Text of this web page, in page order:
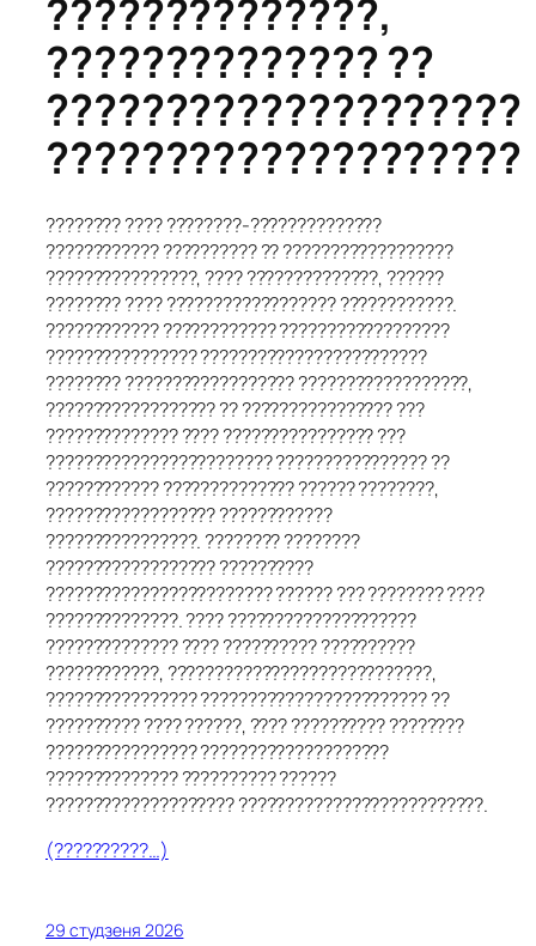
??????????????,
?????????????? ??
????????????????????
????????????????????
???????? ???? ????????-??????????????
???????????? ?????????? ?? ??????????????????
????????????????, ???? ??????????????, ??????
???????? ???? ?????????????????? ????????????.
???????????? ???????????? ??????????????????
???????????????? ????????????????????????
???????? ?????????????????? ??????????????????,
?????????????????? ?? ???????????????? ???
?????????????? ???? ???????????????? ???
???????????????????????? ???????????????? ??
???????????? ?????????????? ?????? ????????,
?????????????????? ????????????
????????????????. ???????? ????????
?????????????????? ??????????
???????????????????????? ?????? ??? ???????? ????
??????????????. ???? ????????????????????
?????????????? ???? ?????????? ??????????
????????????, ????????????????????????????,
???????????????? ???????????????????????? ??
?????????? ???? ??????, ???? ?????????? ????????
???????????????? ????????????????????
?????????????? ?????????? ??????
???????????????????? ??????????????????????????.
(??????????…)
29 студзеня 2026